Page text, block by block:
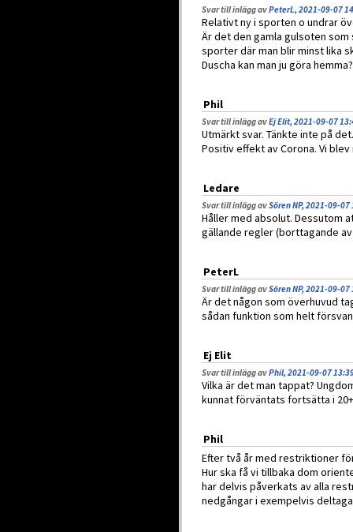
Svar till inlägg avPeterL, 2021-09-07
Relativt ny i sporten o undrar
Är det den gamla gulsoten som
sporter där man blir minst lika
Duscha kan man ju göra hemma?
Phil
Svar till inlägg avEj Elit, 2021-09-07
Utmärkt svar. Tänkte inte på det.
Positiv effekt av Corona. Vi
Ledare
Svar till inlägg avSören NP, 2021-09-07
Håller med absolut. Dessutom
gällande regler (borttagande
PeterL
Svar till inlägg avSören NP, 2021-09-07
Är det någon som överhuvud
sådan funktion som helt
Ej Elit
Svar till inlägg avPhil, 2021-09-07
Vilka är det man tappat?
kunnat förväntats fortsätta i
Phil
Efter två år med restriktioner
Hur ska få vi tillbaka dom
har delvis påverkats av alla
nedgångar i exempelvis